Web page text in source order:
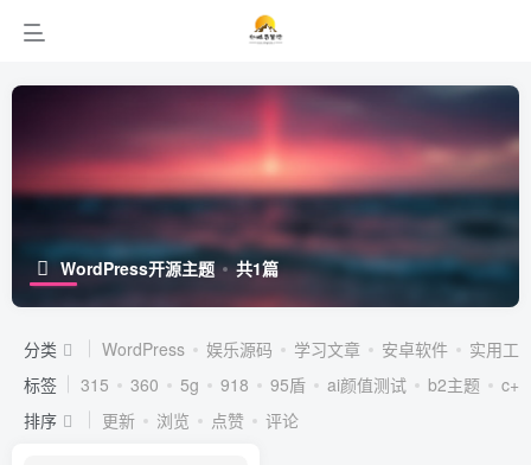
WordPress开源主题 共1篇
分类 WordPress 娱乐源码 学习文章 安卓软件
实用工
标签
315 360 5g 918 95盾 ai颜值测试 b2主题
c++
排序
更新 浏览 点赞 评论